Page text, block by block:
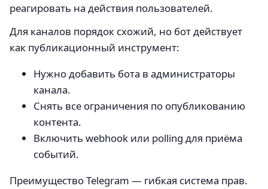
реагировать на действия пользователей.
Для каналов порядок схожий, но бот действует
как публикационный инструмент:
Нужно добавить бота в администраторы
канала.
Снять все ограничения по опубликованию
контента.
Включить webhook или polling для приёма
событий.
Преимущество Telegram — гибкая система прав.